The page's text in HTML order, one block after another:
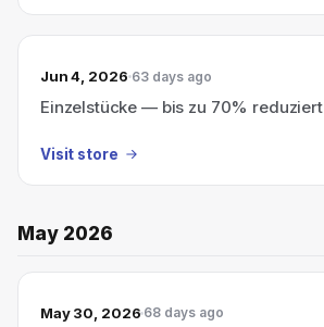
Jun 4, 2026 63 days ago
Einzelstücke — bis zu 70% reduziert
Visit store
May 2026
May 30, 2026 68 days ago